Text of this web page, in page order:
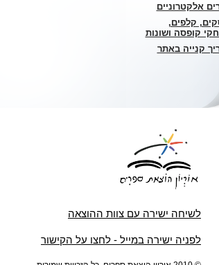
אלקטרוניים
קלפים,
קופסה ושונות
קנייה באתר
לשיחה ישירה עם צוות ההוצאה
לפניה ישירה במייל - לחצו על הקישור